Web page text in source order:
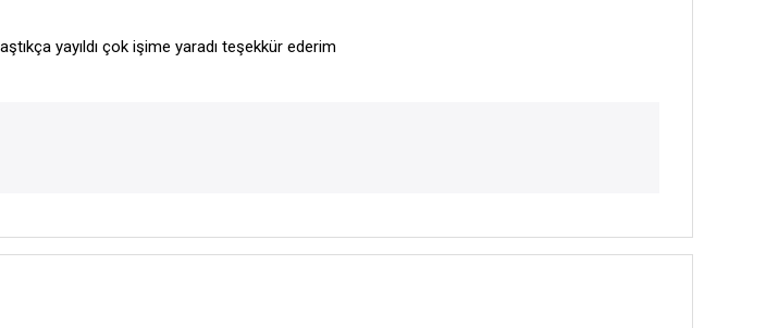
yayıldı çok işime yaradı teşekkür ederim